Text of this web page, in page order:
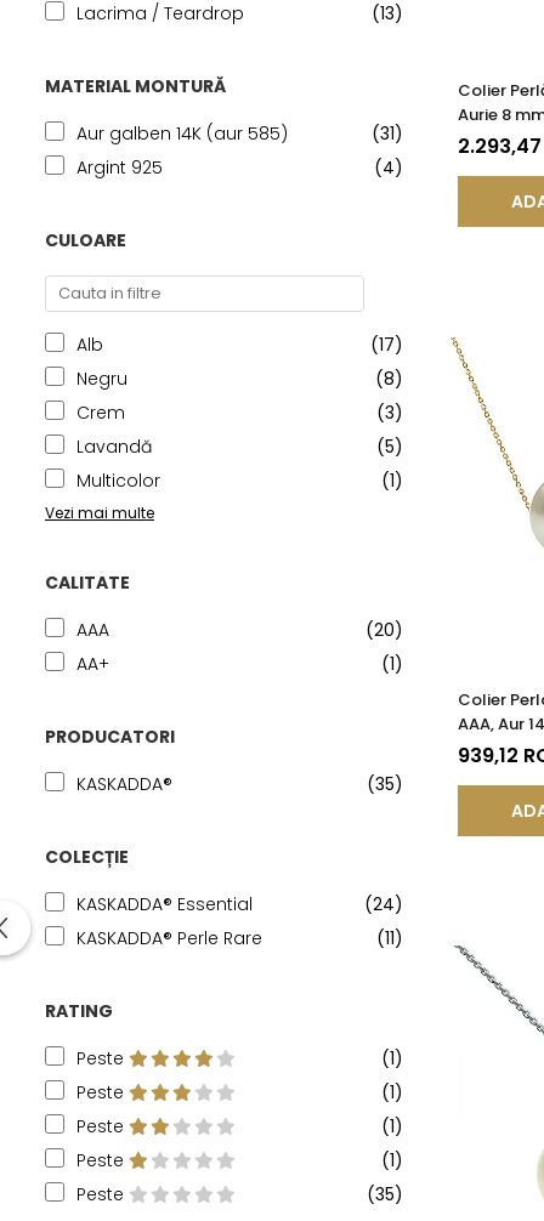
Lacrima / Teardrop
(13)
MATERIAL MONTURĂ
Aur galben 14K (aur 585)
(31)
Argint 925
(4)
CULOARE
Alb
(17)
Negru
(8)
Crem
(3)
Lavandă
(5)
Multicolor
(1)
Vezi mai multe
CALITATE
AAA
(20)
AA+
(1)
PRODUCATORI
KASKADDA®
(35)
COLECȚIE
KASKADDA® Essential
(24)
KASKADDA® Perle Rare
(11)
RATING
Peste
(1)
Peste
(1)
Peste
(1)
Peste
(1)
Peste
(35)
Colier
Aurie 8
14K |
2.293,47
Colier
AAA, Aur
939,12